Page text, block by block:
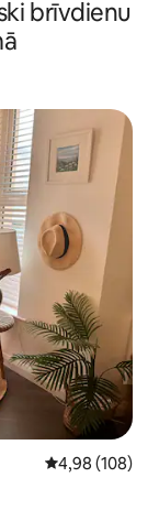
brīvdienu
Vidējais
4,98 (108)